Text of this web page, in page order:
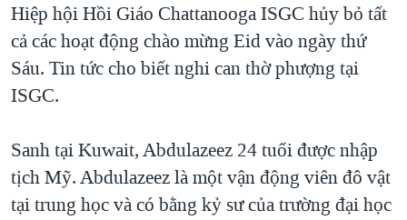
Hiệp hội Hồi Giáo Chattanooga ISGC hủy bỏ tất
cả các hoạt động chào mừng Eid vào ngày thứ
Sáu. Tin tức cho biết nghi can thờ phượng tại
ISGC.
Sanh tại Kuwait, Abdulazeez 24 tuổi được nhập
tịch Mỹ. Abdulazeez là một vận động viên đô vật
tại trung học và có bằng kỷ sư của trường đại học